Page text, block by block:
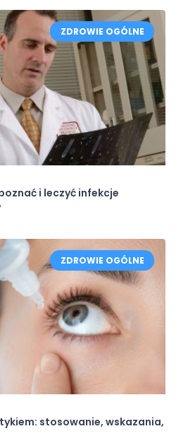
i leczyć infekcje
ZDROWIE OGÓLNE
stosowanie, wskazania,
ZDROWIE OGÓLNE